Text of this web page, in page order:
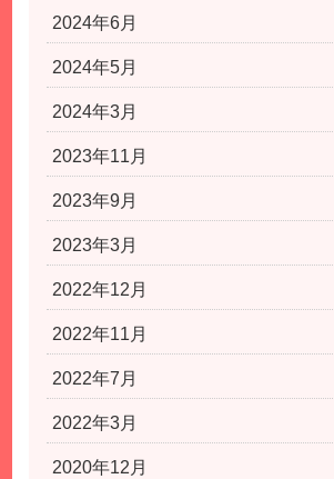
2024年6月
2024年5月
2024年3月
2023年11月
2023年9月
2023年3月
2022年12月
2022年11月
2022年7月
2022年3月
2020年12月